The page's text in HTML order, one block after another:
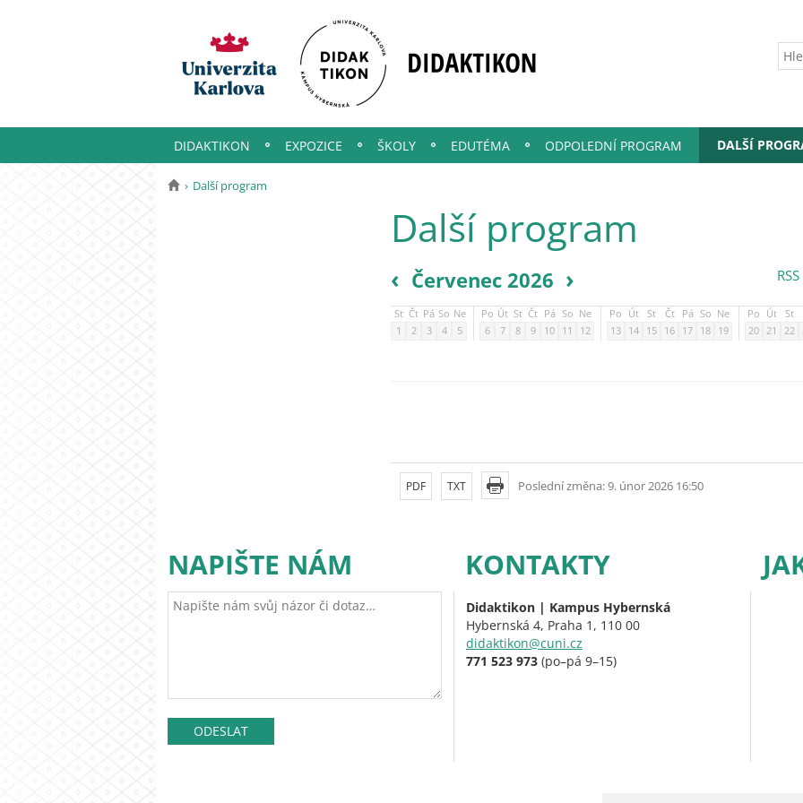
DIDAKTIKON EXPOZICE ŠKOLY EDUTÉMA ODPOLEDNÍ PROGRAM DALŠÍ
Další program
Další program
‹ Červenec 2026 ›
St Čt Pá So Ne
1
2 3 4 5
Po Út St Čt Pá So Ne
6
7 8 9 10 11 12
Po Út St Čt Pá So Ne
13
14 15 16 17 18 19
Po Út St
20 21 22
Poslední změna: 9. únor 2026 16:50
PDF TXT
NAPIŠTE NÁM KONTAKTY
Didaktikon | Kampus Hybernská
Hybernská 4, Praha 1, 110 00
didaktikon@cuni.cz
771 523 973 (po–pá 9–15)